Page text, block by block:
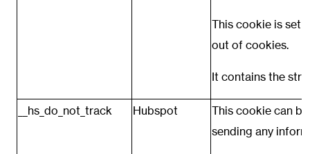
This cookie is set
out of cookies.
It contains the
__hs_do_not_track Hubspot
This cookie can
sending any